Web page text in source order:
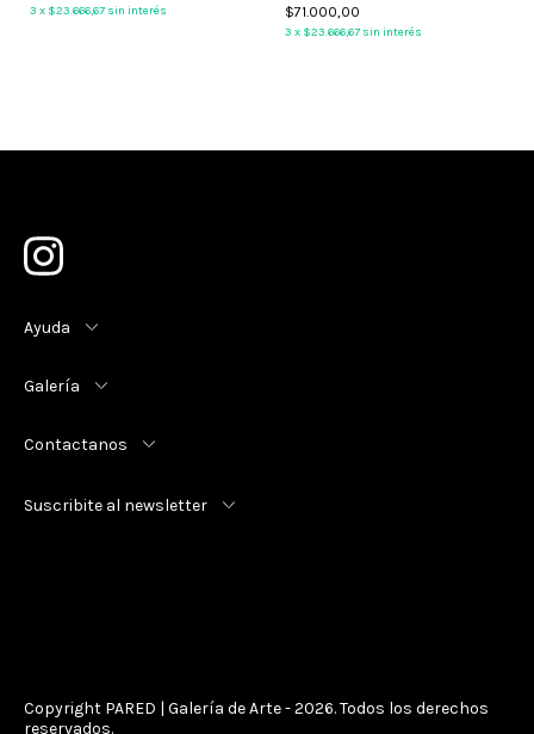
3 x $23.666,67 sin interés $71.000,00
3 x $23.666,67 sin interés
Ayuda
Galería
Contactanos
Suscribite al newsletter
Copyright PARED | Galería de Arte - 2026. Todos los derechos
reservados.